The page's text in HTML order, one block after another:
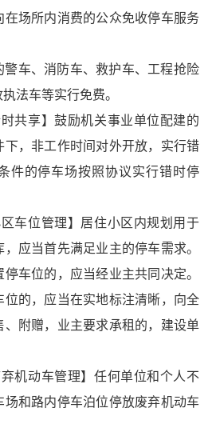
场所内消费的公众免收停车服务
车、消防车、救护车、工程抢险
法车等实行免费。
享】鼓励机关事业单位配建的
，非工作时间对外开放，实行错
件的停车场按照协议实行错时停
位管理】居住小区内规划用于
应当首先满足业主的停车需求。
车位的，应当经业主共同决定。
的，应当在实地标注清晰，向全
附赠，业主要求承租的，建设单
动车管理】任何单位和个人不
和路内停车泊位停放废弃机动车